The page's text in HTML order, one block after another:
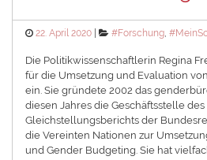
Posted
22. April 2020 Categories
#Forschung ,
Die Politikwissenschaftlerin Regina
für die Umsetzung und Evaluation
ein. Sie gründete 2002 das
diesen Jahres die Geschäftsstelle
Gleichstellungsberichts der
die Vereinten Nationen zur
und Gender Budgeting. Sie hat